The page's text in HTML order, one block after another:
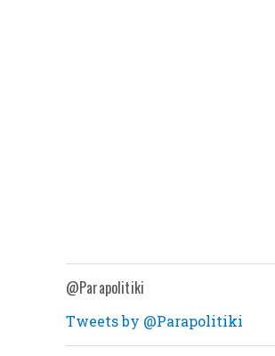
@Parapolitiki
Tweets by @Parapolitiki